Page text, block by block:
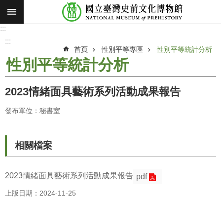
跳到主要內容區塊
搜
願
使
命
消
觀
:::
:::
首頁 性別平等專區 性別平等統計分析
性別平等統計分析
2023情緒面具藝術系列活動成果報告
發布單位：秘書室
相關檔案
2023情緒面具藝術系列活動成果報告 pdf
上版日期：2024-11-25